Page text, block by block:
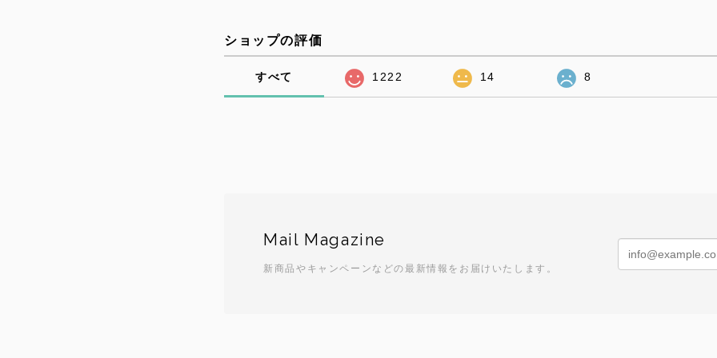
ショップの評価
すべて 1222 14 8
Mail Magazine
新商品やキャンペーンなどの最新情報をお届けいたします。